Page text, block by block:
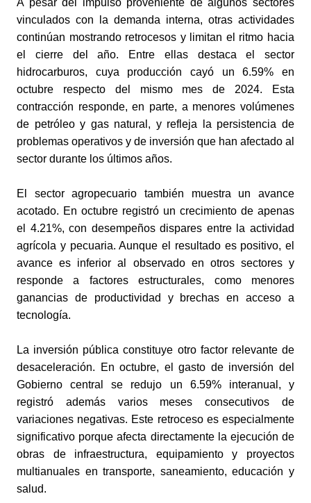
vinculados con la demanda interna, otras actividades
continúan mostrando retrocesos y limitan el ritmo hacia
el cierre del año. Entre ellas destaca el sector
hidrocarburos, cuya producción cayó un 6.59% en
octubre respecto del mismo mes de 2024. Esta
contracción responde, en parte, a menores volúmenes
de petróleo y gas natural, y refleja la persistencia de
problemas operativos y de inversión que han afectado al
sector durante los últimos años.
El sector agropecuario también muestra un avance
acotado. En octubre registró un crecimiento de apenas
el 4.21%, con desempeños dispares entre la actividad
agrícola y pecuaria. Aunque el resultado es positivo, el
avance es inferior al observado en otros sectores y
responde a factores estructurales, como menores
ganancias de productividad y brechas en acceso a
tecnología.
La inversión pública constituye otro factor relevante de
desaceleración. En octubre, el gasto de inversión del
Gobierno central se redujo un 6.59% interanual, y
registró además varios meses consecutivos de
variaciones negativas. Este retroceso es especialmente
significativo porque afecta directamente la ejecución de
obras de infraestructura, equipamiento y proyectos
multianuales en transporte, saneamiento, educación y
salud.